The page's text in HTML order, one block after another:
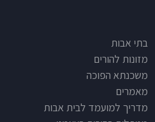
Footer
בתי אבות
מזונות להורים
משכנתא הפוכה
מאמרים
מדריך למועמד לבית אבות